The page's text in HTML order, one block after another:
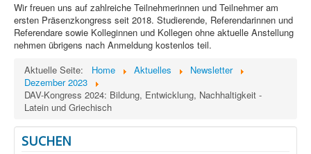
Wir freuen uns auf zahlreiche Teilnehmerinnen und Teilnehmer am
ersten Präsenzkongress seit 2018. Studierende, Referendarinnen und
Referendare sowie Kolleginnen und Kollegen ohne aktuelle Anstellung
nehmen übrigens nach Anmeldung kostenlos teil.
Aktuelle Seite:
Home Aktuelles
Newsletter
Dezember 2023
DAV-Kongress 2024: Bildung, Entwicklung, Nachhaltigkeit -
Latein und Griechisch
SUCHEN